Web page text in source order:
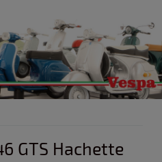
GTS Hachette